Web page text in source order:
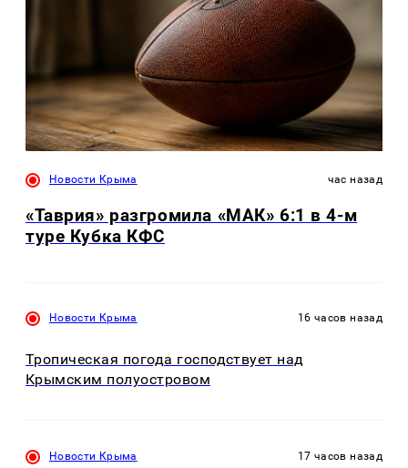
Новости Крыма час назад
«Таврия» разгромила «МАК» 6:1 в 4-м
туре Кубка КФС
Новости Крыма 16 часов назад
Тропическая погода господствует над
Крымским полуостровом
Новости Крыма 17 часов назад